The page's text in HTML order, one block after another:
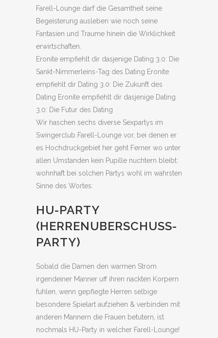
Farell-Lounge darf die Gesamtheit seine
Begeisterung ausleben wie noch seine
Fantasien und Traume hinein die Wirklichkeit
erwirtschaften.
Eronite empfiehlt dir dasjenige Dating 3.0: Die
Sankt-Nimmerleins-Tag des Dating Eronite
empfiehlt dir Dating 3.0: Die Zukunft des
Dating Eronite empfiehlt dir dasjenige Dating
3.0: Die Futur des Dating
Wir haschen sechs diverse Sexpartys im
Swingerclub Farell-Lounge vor, bei denen er
es Hochdruckgebiet her geht Ferner wo unter
allen Umstanden kein Pupille nuchtern bleibt:
wohnhaft bei solchen Partys wohl im wahrsten
Sinne des Wortes:
HU-PARTY
(HERRENUBERSCHUSS-
PARTY)
Sobald die Damen den warmen Strom
irgendeiner Manner uff ihren nackten Korpern
fuhlen, wenn gepflegte Herren selbige
besondere Spielart aufziehen & verbinden mit
anderen Mannern die Frauen betutern, ist
nochmals HU-Party in welcher Farell-Lounge!